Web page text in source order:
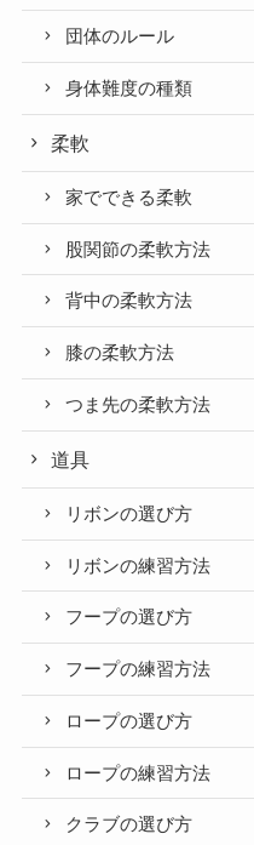
団体のルール
身体難度の種類
柔軟
家でできる柔軟
股関節の柔軟方法
背中の柔軟方法
膝の柔軟方法
つま先の柔軟方法
道具
リボンの選び方
リボンの練習方法
フープの選び方
フープの練習方法
ロープの選び方
ロープの練習方法
クラブの選び方